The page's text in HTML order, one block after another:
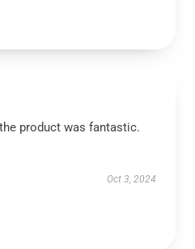
product was fantastic.
Oct 3, 2024